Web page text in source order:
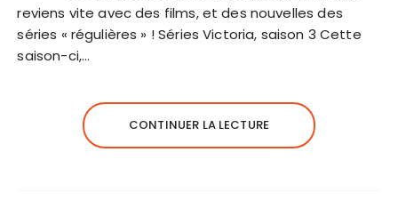
reviens vite avec des films, et des nouvelles des
séries « régulières » ! Séries Victoria, saison 3 Cette
saison-ci,…
CONTINUER LA LECTURE